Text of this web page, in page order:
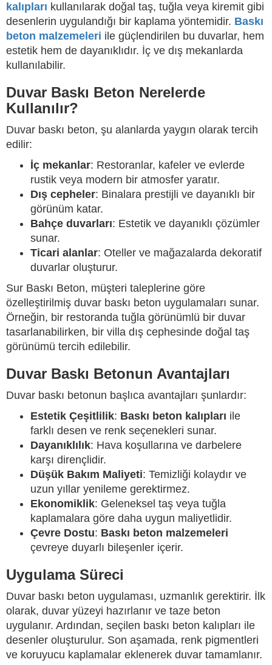
kalıpları kullanılarak doğal taş, tuğla veya kiremit gibi
desenlerin uygulandığı bir kaplama yöntemidir. Baskı
beton malzemeleri ile güçlendirilen bu duvarlar, hem
estetik hem de dayanıklıdır. İç ve dış mekanlarda
kullanılabilir.
Duvar Baskı Beton Nerelerde
Kullanılır?
Duvar baskı beton, şu alanlarda yaygın olarak tercih
edilir:
İç mekanlar: Restoranlar, kafeler ve evlerde
rustik veya modern bir atmosfer yaratır.
Dış cepheler: Binalara prestijli ve dayanıklı bir
görünüm katar.
Bahçe duvarları: Estetik ve dayanıklı çözümler
sunar.
Ticari alanlar: Oteller ve mağazalarda dekoratif
duvarlar oluşturur.
Sur Baskı Beton, müşteri taleplerine göre
özelleştirilmiş duvar baskı beton uygulamaları sunar.
Örneğin, bir restoranda tuğla görünümlü bir duvar
tasarlanabilirken, bir villa dış cephesinde doğal taş
görünümü tercih edilebilir.
Duvar Baskı Betonun Avantajları
Duvar baskı betonun başlıca avantajları şunlardır:
Estetik Çeşitlilik: Baskı beton kalıpları ile
farklı desen ve renk seçenekleri sunar.
Dayanıklılık: Hava koşullarına ve darbelere
karşı dirençlidir.
Düşük Bakım Maliyeti: Temizliği kolaydır ve
uzun yıllar yenileme gerektirmez.
Ekonomiklik: Geleneksel taş veya tuğla
kaplamalara göre daha uygun maliyetlidir.
Çevre Dostu: Baskı beton malzemeleri
çevreye duyarlı bileşenler içerir.
Uygulama Süreci
Duvar baskı beton uygulaması, uzmanlık gerektirir. İlk
olarak, duvar yüzeyi hazırlanır ve taze beton
uygulanır. Ardından, seçilen baskı beton kalıpları ile
desenler oluşturulur. Son aşamada, renk pigmentleri
ve koruyucu kaplamalar eklenerek duvar tamamlanır.